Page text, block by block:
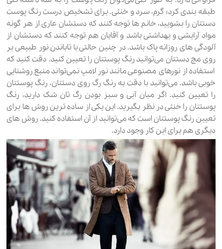
طبقه بندی کرد؛ گرم، سرد و خنثی. برای تشخیص درست رنگ پوست
دستتان را بشویید، خانم ها توجه کنند که دستشان عاری از هر گونه
مواد آرایشی و بهداشتی باشد و آقایان هم توجه کنند که دستشان از
آلودگی های روزانه پاک باشد. در چنین حالتی با تاباندن نور طبیعی بر
روی مچ دستتان می‌توانید رنگ پوستتان را تعیین کنید. دقت کنید که
استفاده از نورهای مصنوعی مانند نور لامپ نمی‌تواند منبع روشنایی
خوبی باشد. می‌توانید با دقت به رنگ رگ روی دستتان، رنگ پوستتان
را تعیین کنید. اگر میان آبی و سبز بودن رگ تان شک دارید، رنگ
پوستتان را خنثی در نظر بگیرید. این یکی از ساده ترین روش ها برای
تعیین رنگ پوستتان است که می‌توانید از آن استفاده کنید. روش های
دیگری هم برای این کار وجود دارد.